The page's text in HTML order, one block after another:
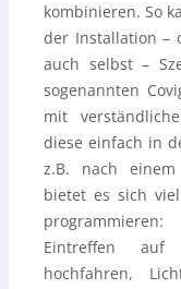
kombinieren. So
der Installation –
auch selbst –
sogenannten
mit
diese einfach in
z.B. nach
bietet es sich
Eintreffen auf
hochfahren,